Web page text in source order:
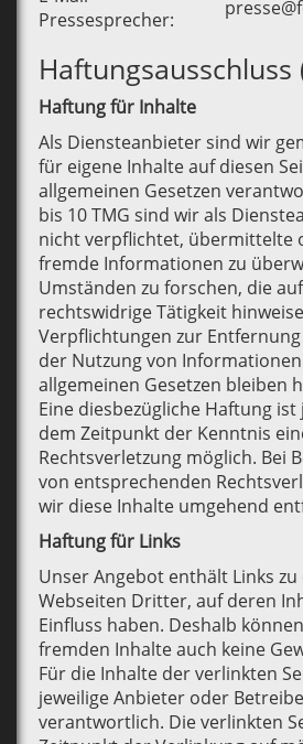
Pressesprecher:
Haftungsausschluss
Haftung für Inhalte
Als Diensteanbieter sind wir
für eigene Inhalte auf diesen
allgemeinen Gesetzen
bis 10 TMG sind wir als
nicht verpflichtet, übermittelte
fremde Informationen zu
Umständen zu forschen, die
rechtswidrige Tätigkeit
Verpflichtungen zur
der Nutzung von
allgemeinen Gesetzen bleiben
Eine diesbezügliche Haftung
dem Zeitpunkt der Kenntnis
Rechtsverletzung möglich. Bei
von entsprechenden
wir diese Inhalte umgehend
Haftung für Links
Unser Angebot enthält Links
Webseiten Dritter, auf deren
Einfluss haben. Deshalb
fremden Inhalte auch keine
Für die Inhalte der verlinkten
jeweilige Anbieter oder
verantwortlich. Die verlinkten